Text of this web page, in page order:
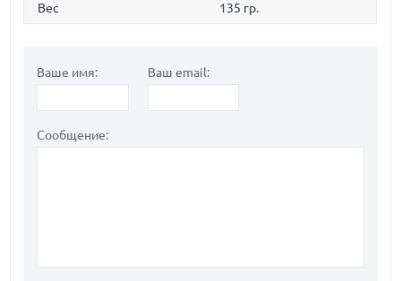
Вес 135 гр.
Ваше имя: Ваш email:
Сообщение: